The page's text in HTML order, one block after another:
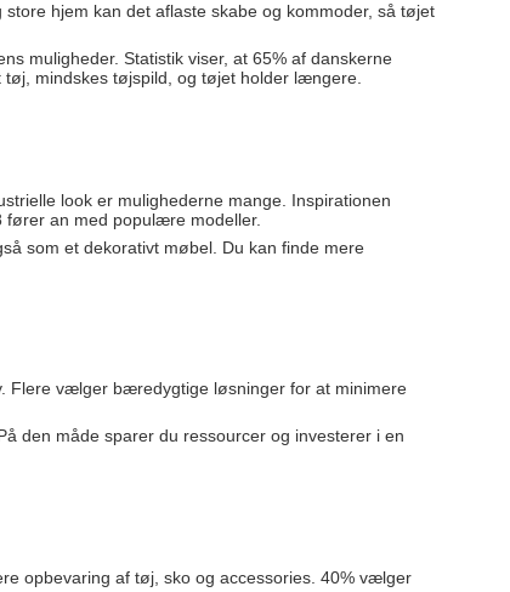
hjem kan det aflaste skabe og kommoder, så tøjet
muligheder. Statistik viser, at 65% af danskerne
mindskes tøjspild, og tøjet holder længere.
look er mulighederne mange. Inspirationen
fører an med populære modeller.
som et dekorativt møbel. Du kan finde mere
Flere vælger bæredygtige løsninger for at minimere
den måde sparer du ressourcer og investerer i en
opbevaring af tøj, sko og accessories. 40% vælger